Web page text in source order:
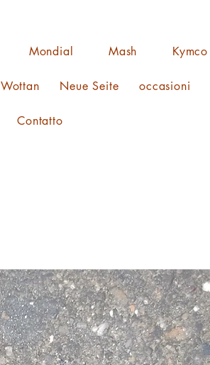
Mondial Mash Kymco
Wottan Neue Seite occasioni
Contatto